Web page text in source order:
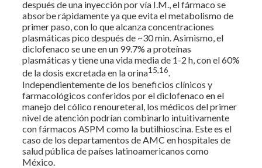
después de una inyección por vía I.M., el fármaco se
absorbe rápidamente ya que evita el metabolismo de
primer paso, con lo que alcanza concentraciones
plasmáticas pico después de ~30 min. Asimismo, el
diclofenaco se une en un 99.7% a proteínas
plasmáticas y tiene una vida media de 1-2 h, con el 60%
de la dosis excretada en la orina15,16.
Independientemente de los beneficios clínicos y
farmacológicos conferidos por el diclofenaco en el
manejo del cólico renoureteral, los médicos del primer
nivel de atención podrían combinarlo intuitivamente
con fármacos ASPM como la butilhioscina. Este es el
caso de los departamentos de AMC en hospitales de
salud pública de países latinoamericanos como
México.